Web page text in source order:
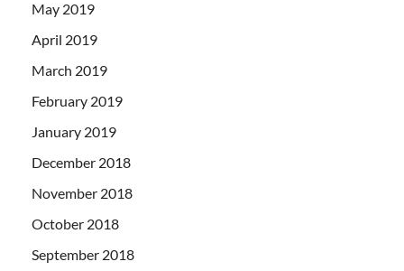
May 2019
April 2019
March 2019
February 2019
January 2019
December 2018
November 2018
October 2018
September 2018